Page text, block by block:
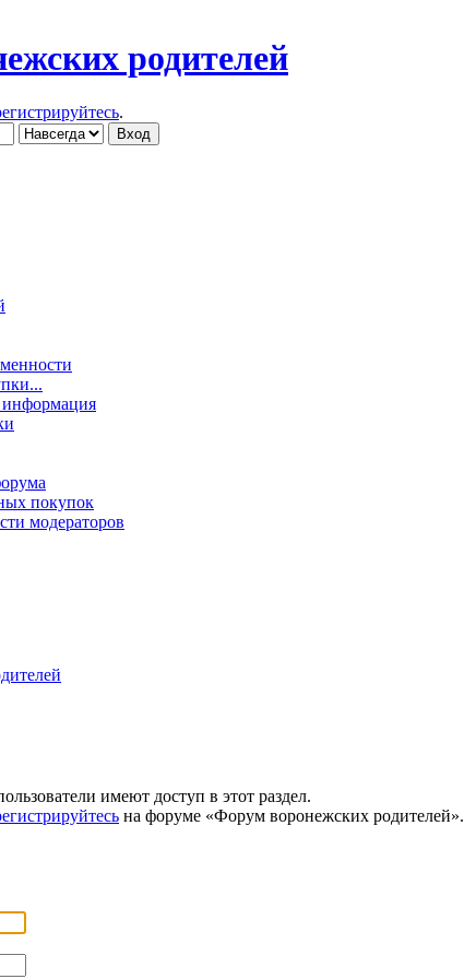
.
информация
покупок
модераторов
имеют доступ в этот раздел.
на форуме «Форум воронежских родителей».